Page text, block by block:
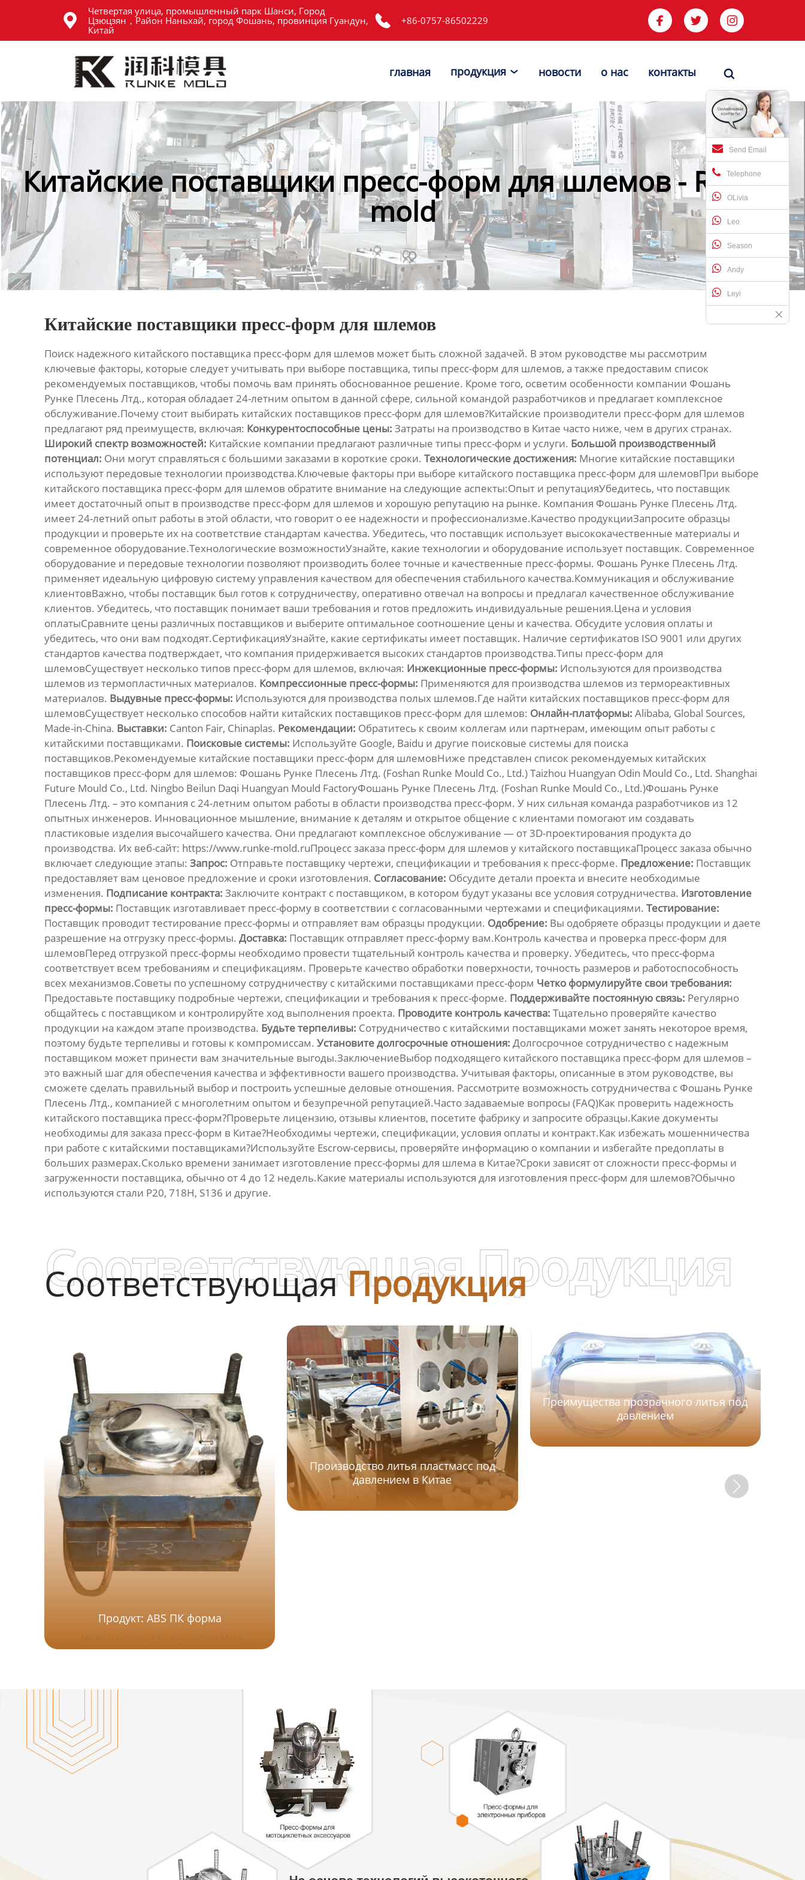

Четвертая улица, промышленный парк Шанси, Город
Цзюцзян，Район Наньхай, город Фошань, провинция Гуандун,
Китай
 +86-0757-86502229   
главная продукция  новости о нас контакты 
О нас
Контакты
Send Email
Telephone
OLivia
Leo
Season
Andy
Leyi
Китайские поставщики пресс-форм для шлемов - Runke-
mold
Китайские поставщики пресс-форм для шлемов
Поиск надежного китайского поставщика пресс-форм для шлемов может быть сложной задачей. В этом руководстве мы рассмотрим
ключевые факторы, которые следует учитывать при выборе поставщика, типы пресс-форм для шлемов, а также предоставим список
рекомендуемых поставщиков, чтобы помочь вам принять обоснованное решение. Кроме того, осветим особенности компании Фошань
Рунке Плесень Лтд., которая обладает 24-летним опытом в данной сфере, сильной командой разработчиков и предлагает комплексное
обслуживание.Почему стоит выбирать китайских поставщиков пресс-форм для шлемов?Китайские производители пресс-форм для шлемов
предлагают ряд преимуществ, включая: Конкурентоспособные цены: Затраты на производство в Китае часто ниже, чем в других странах.
Широкий спектр возможностей: Китайские компании предлагают различные типы пресс-форм и услуги. Большой производственный
потенциал: Они могут справляться с большими заказами в короткие сроки. Технологические достижения: Многие китайские поставщики
используют передовые технологии производства.Ключевые факторы при выборе китайского поставщика пресс-форм для шлемовПри выборе
китайского поставщика пресс-форм для шлемов обратите внимание на следующие аспекты:Опыт и репутацияУбедитесь, что поставщик
имеет достаточный опыт в производстве пресс-форм для шлемов и хорошую репутацию на рынке. Компания Фошань Рунке Плесень Лтд.
имеет 24-летний опыт работы в этой области, что говорит о ее надежности и профессионализме.Качество продукцииЗапросите образцы
продукции и проверьте их на соответствие стандартам качества. Убедитесь, что поставщик использует высококачественные материалы и
современное оборудование.Технологические возможностиУзнайте, какие технологии и оборудование использует поставщик. Современное
оборудование и передовые технологии позволяют производить более точные и качественные пресс-формы. Фошань Рунке Плесень Лтд.
применяет идеальную цифровую систему управления качеством для обеспечения стабильного качества.Коммуникация и обслуживание
клиентовВажно, чтобы поставщик был готов к сотрудничеству, оперативно отвечал на вопросы и предлагал качественное обслуживание
клиентов. Убедитесь, что поставщик понимает ваши требования и готов предложить индивидуальные решения.Цена и условия
оплатыСравните цены различных поставщиков и выберите оптимальное соотношение цены и качества. Обсудите условия оплаты и
убедитесь, что они вам подходят.СертификацияУзнайте, какие сертификаты имеет поставщик. Наличие сертификатов ISO 9001 или других
стандартов качества подтверждает, что компания придерживается высоких стандартов производства.Типы пресс-форм для
шлемовСуществует несколько типов пресс-форм для шлемов, включая: Инжекционные пресс-формы: Используются для производства
шлемов из термопластичных материалов. Компрессионные пресс-формы: Применяются для производства шлемов из термореактивных
материалов. Выдувные пресс-формы: Используются для производства полых шлемов.Где найти китайских поставщиков пресс-форм для
шлемовСуществует несколько способов найти китайских поставщиков пресс-форм для шлемов: Онлайн-платформы: Alibaba, Global Sources,
Made-in-China. Выставки: Canton Fair, Chinaplas. Рекомендации: Обратитесь к своим коллегам или партнерам, имеющим опыт работы с
китайскими поставщиками. Поисковые системы: Используйте Google, Baidu и другие поисковые системы для поиска
поставщиков.Рекомендуемые китайские поставщики пресс-форм для шлемовНиже представлен список рекомендуемых китайских
поставщиков пресс-форм для шлемов: Фошань Рунке Плесень Лтд. (Foshan Runke Mould Co., Ltd.) Taizhou Huangyan Odin Mould Co., Ltd. Shanghai
Future Mould Co., Ltd. Ningbo Beilun Daqi Huangyan Mould FactoryФошань Рунке Плесень Лтд. (Foshan Runke Mould Co., Ltd.)Фошань Рунке
Плесень Лтд. – это компания с 24-летним опытом работы в области производства пресс-форм. У них сильная команда разработчиков из 12
опытных инженеров. Инновационное мышление, внимание к деталям и открытое общение с клиентами помогают им создавать
пластиковые изделия высочайшего качества. Они предлагают комплексное обслуживание — от 3D-проектирования продукта до
производства. Их веб-сайт: https://www.runke-mold.ruПроцесс заказа пресс-форм для шлемов у китайского поставщикаПроцесс заказа обычно
включает следующие этапы: Запрос: Отправьте поставщику чертежи, спецификации и требования к пресс-форме. Предложение: Поставщик
предоставляет вам ценовое предложение и сроки изготовления. Согласование: Обсудите детали проекта и внесите необходимые
изменения. Подписание контракта: Заключите контракт с поставщиком, в котором будут указаны все условия сотрудничества. Изготовление
пресс-формы: Поставщик изготавливает пресс-форму в соответствии с согласованными чертежами и спецификациями. Тестирование:
Поставщик проводит тестирование пресс-формы и отправляет вам образцы продукции. Одобрение: Вы одобряете образцы продукции и даете
разрешение на отгрузку пресс-формы. Доставка: Поставщик отправляет пресс-форму вам.Контроль качества и проверка пресс-форм для
шлемовПеред отгрузкой пресс-формы необходимо провести тщательный контроль качества и проверку. Убедитесь, что пресс-форма
соответствует всем требованиям и спецификациям. Проверьте качество обработки поверхности, точность размеров и работоспособность
всех механизмов.Советы по успешному сотрудничеству с китайскими поставщиками пресс-форм Четко формулируйте свои требования:
Предоставьте поставщику подробные чертежи, спецификации и требования к пресс-форме. Поддерживайте постоянную связь: Регулярно
общайтесь с поставщиком и контролируйте ход выполнения проекта. Проводите контроль качества: Тщательно проверяйте качество
продукции на каждом этапе производства. Будьте терпеливы: Сотрудничество с китайскими поставщиками может занять некоторое время,
поэтому будьте терпеливы и готовы к компромиссам. Установите долгосрочные отношения: Долгосрочное сотрудничество с надежным
поставщиком может принести вам значительные выгоды.ЗаключениеВыбор подходящего китайского поставщика пресс-форм для шлемов –
это важный шаг для обеспечения качества и эффективности вашего производства. Учитывая факторы, описанные в этом руководстве, вы
сможете сделать правильный выбор и построить успешные деловые отношения. Рассмотрите возможность сотрудничества с Фошань Рунке
Плесень Лтд., компанией с многолетним опытом и безупречной репутацией.Часто задаваемые вопросы (FAQ)Как проверить надежность
китайского поставщика пресс-форм?Проверьте лицензию, отзывы клиентов, посетите фабрику и запросите образцы.Какие документы
необходимы для заказа пресс-форм в Китае?Необходимы чертежи, спецификации, условия оплаты и контракт.Как избежать мошенничества
при работе с китайскими поставщиками?Используйте Escrow-сервисы, проверяйте информацию о компании и избегайте предоплаты в
больших размерах.Сколько времени занимает изготовление пресс-формы для шлема в Китае?Сроки зависят от сложности пресс-формы и
загруженности поставщика, обычно от 4 до 12 недель.Какие материалы используются для изготовления пресс-форм для шлемов?Обычно
используются стали P20, 718H, S136 и другие.
СоответствующаяПродукция
Соответствующая Продукция
Продукт: ABS ПК форма
Производство литья пластмасс под
давлением в Китае
Преимущества прозрачного литья под
давлением